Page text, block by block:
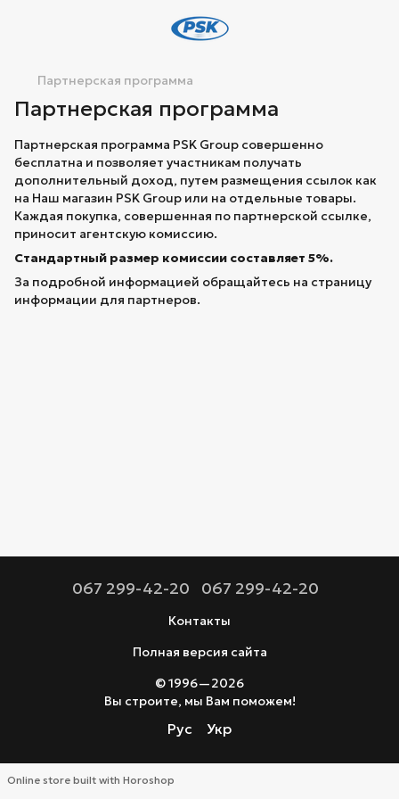
Партнерская программа
Партнерская программа
Партнерская программа PSK Group совершенно
бесплатна и позволяет участникам получать
дополнительный доход, путем размещения ссылок как
на Наш магазин PSK Group или на отдельные товары.
Каждая покупка, совершенная по партнерской ссылке,
приносит агентскую комиссию.
Стандартный размер комиссии составляет 5%.
За подробной информацией обращайтесь на страницу
информации для партнеров.
067 299-42-20 067 299-42-20
Контакты
Полная версия сайта
© 1996—2026
Вы строите, мы Вам поможем!
Рус Укр
Online store built with Horoshop